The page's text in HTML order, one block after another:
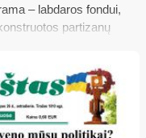
– labdaros fondui,
partizanų